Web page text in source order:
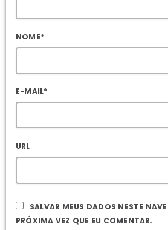
NOME*
E-MAIL*
URL
SALVAR MEUS DADOS NESTE
PRÓXIMA VEZ QUE EU COMENTAR.